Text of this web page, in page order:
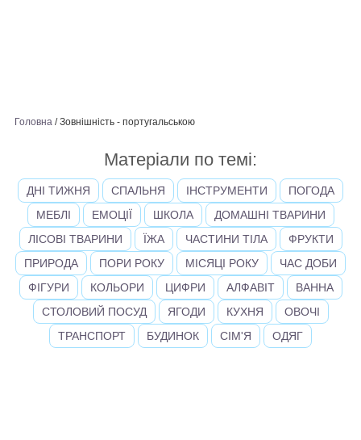
Головна / Зовнішність - португальською
Матеріали по темі:
ДНІ ТИЖНЯ СПАЛЬНЯ ІНСТРУМЕНТИ
ПОГОДА
МЕБЛІ
ЕМОЦІЇ ШКОЛА
ДОМАШНІ ТВАРИНИ
ЛІСОВІ ТВАРИНИ
ЇЖА ЧАСТИНИ ТІЛА
ФРУКТИ
ПРИРОДА
ПОРИ РОКУ МІСЯЦІ РОКУ
ЧАС ДОБИ
ФІГУРИ
КОЛЬОРИ ЦИФРИ АЛФАВІТ
ВАННА
СТОЛОВИЙ ПОСУД
ЯГОДИ КУХНЯ
ОВОЧІ
ТРАНСПОРТ
БУДИНОК СІМ'Я ОДЯГ